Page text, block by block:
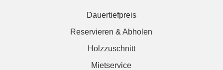
Dauertiefpreis
Reservieren & Abholen
Holzzuschnitt
Mietservice